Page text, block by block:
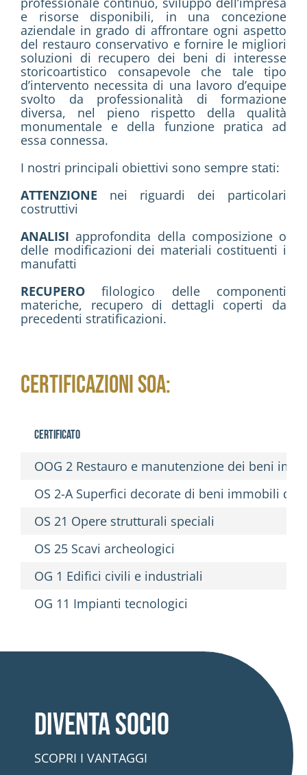
e risorse disponibili, in una concezione
aziendale in grado di affrontare ogni aspetto
del restauro conservativo e fornire le migliori
soluzioni di recupero dei beni di interesse
storicoartistico consapevole che tale tipo
d’intervento necessita di una lavoro d’equipe
svolto da professionalità di formazione
diversa, nel pieno rispetto della qualità
monumentale e della funzione pratica ad
essa connessa.
I nostri principali obiettivi sono sempre stati:
ATTENZIONE nei riguardi dei particolari
costruttivi
ANALISIapprofondita della composizione o
delle modificazioni dei materiali costituenti i
manufatti
RECUPEROfilologico delle componenti
materiche, recupero di dettagli coperti da
precedenti stratificazioni.
CERTIFICAZIONI SOA:
Certificato
OOG 2 Restauro e manutenzione dei beni
OS 2-A Superfici decorate di beni immobili
OS 21 Opere strutturali speciali
OS 25 Scavi archeologici
OG 1 Edifici civili e industriali
OG 11 Impianti tecnologici
Diventa socio
SCOPRI I VANTAGGI